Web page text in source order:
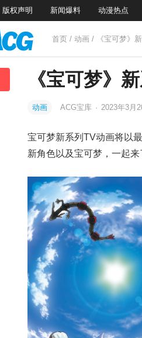
版权声明 新闻爆料 动漫热点
首页 / 动画 / 《宝可梦》
《宝可梦》
动画 ACG宝库 · 2023年3月
宝可梦新系列TV动画将以
新角色以及宝可梦，一起来